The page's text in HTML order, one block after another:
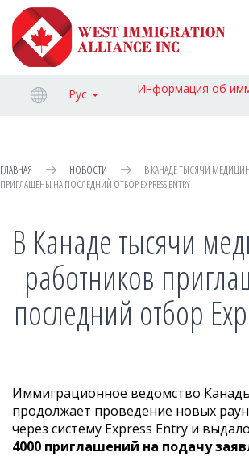
Информация об
Рус
ГЛАВНАЯ НОВОСТИ
В КАНАДЕ ТЫСЯЧИ
ПРИГЛАШЕНЫ НА ПОСЛЕДНИЙ ОТБОР EXPRESS ENTRY
В Канаде тысячи
работников
последний отбор
Иммиграционное ведомство Канады
продолжает проведение новых
через систему Express Entry и
4000 приглашений на подачу